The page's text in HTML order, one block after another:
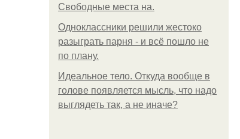
Свободные места на.
Одноклассники решили жестоко
разыграть парня - и всё пошло не
по плану.
Идеальное тело. Откуда вообще в
голове появляется мысль, что надо
выглядеть так, а не иначе?